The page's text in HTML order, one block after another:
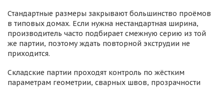
Стандартные размеры закрывают большинство проёмов
в типовых домах. Если нужна нестандартная ширина,
производитель часто подбирает смежную серию из той
же партии, поэтому ждать повторной экструдии не
приходится.
Складские партии проходят контроль по жёстким
параметрам геометрии, сварных швов, прозрачности